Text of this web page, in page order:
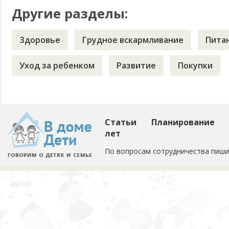
Другие разделы:
Здоровье Грудное вскармливание
Уход за ребенком Развитие Покупки
Статьи
Планирование
лет
По вопросам сотрудничества